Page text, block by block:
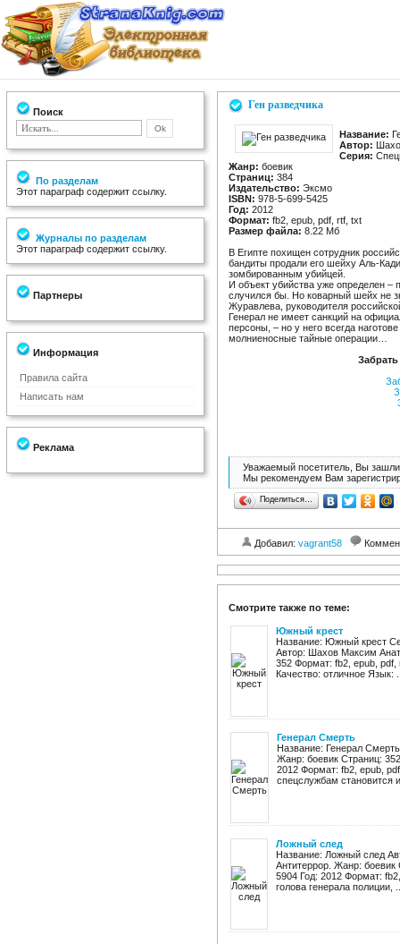
Поиск
По разделам
Этот параграф содержит ссылку.
Журналы по разделам
Этот параграф содержит ссылку.
Партнеры
Информация
Правила сайта
Написать нам
Реклама
Ген разведчика
Название:
Автор:
Серия:
Жанр: боевик
Страниц: 384
Издательство: Эксмо
ISBN: 978-5-699-5425
Год: 2012
Формат: fb2, epub, pdf, rtf, txt
Размер файла: 8.22 Мб
В Египте похищен сотрудник
бандиты продали его шейху Аль-
зомбированным убийцей.
И объект убийства уже определен –
случился бы. Но коварный шейх не
Журавлева, руководителя
Генерал не имеет санкций на
персоны, – но у него всегда
молниеносные тайные операции…
Забрать
Уважаемый посетитель, Вы зашли
Мы рекомендуем Вам
Поделиться…
Добавил: vagrant58
Смотрите также по теме:
Южный крест
Название: Южный крест
Автор: Шахов Максим
352 Формат: fb2, epub,
Качество: отличное Язык:
Генерал Смерть
Название: Генерал
Жанр: боевик Страниц:
2012 Формат: fb2, epub,
спецслужбам становится
Ложный след
Название: Ложный след
Антитеррор. Жанр: боевик
5904 Год: 2012 Формат:
голова генерала полиции,